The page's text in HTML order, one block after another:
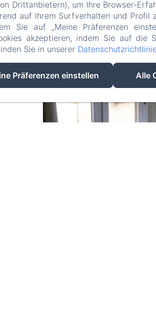
Drittanbietern), um Ihre Browser-
auf Ihrem Surfverhalten und Profil
Sie auf „Meine Präferenzen
akzeptieren, indem Sie auf die
Sie in unserer
Präferenzen einstellen Alle